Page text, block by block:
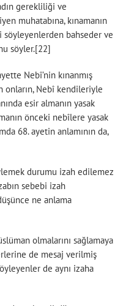
gerekliliği ve
muhatabına, kınamanın
söyleyenlerden bahseder ve
söyler.[22]
Nebî’nin kınanmış
onların, Nebî kendileriyle
esir almanın yasak
önceki nebîlere yasak
68. ayetin anlamının da,
durumu izah edilemez
sebebi izah
ne anlama
olmalarını sağlamaya
de mesaj verilmiş
de aynı izaha